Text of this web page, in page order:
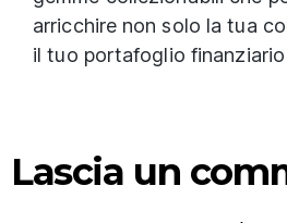
arricchire non solo la tua
il tuo portafoglio
Lascia un